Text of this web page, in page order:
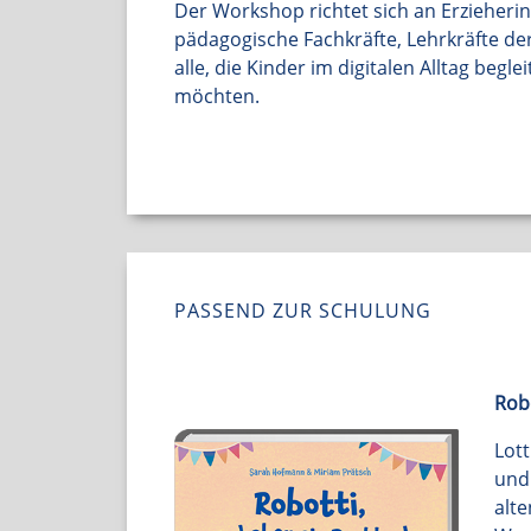
Der Workshop richtet sich an
pädagogische Fachkräfte, Lehrkräfte
alle, die Kinder im digitalen Alltag
möchten.
PASSEND ZUR SCHULUNG